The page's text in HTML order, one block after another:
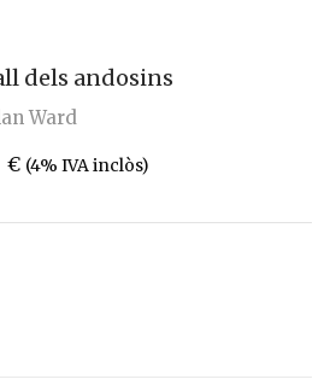
dels andosins
Ward
€ (4% IVA inclòs)